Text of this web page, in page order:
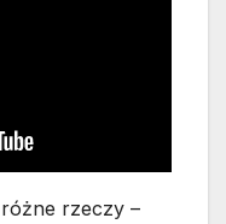
rzeczy –